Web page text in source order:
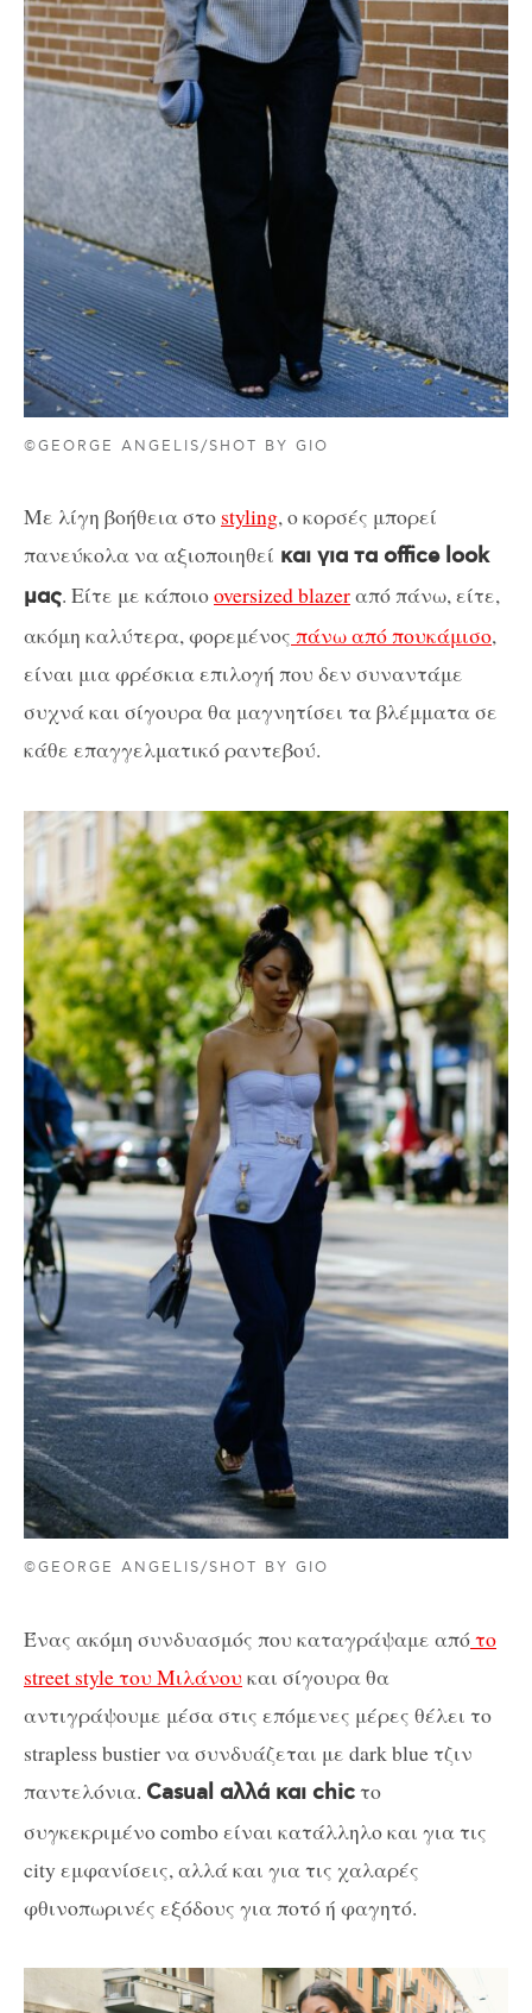
©GEORGE ANGELIS/SHOT BY GIO
Με λίγη βοήθεια στο styling, ο κορσές μπορεί
πανεύκολα να αξιοποιηθεί και για τα office look
μας. Είτε με κάποιοoversized blazerαπό πάνω, είτε,
ακόμη καλύτερα, φορεμένος πάνω από πουκάμισο,
είναι μια φρέσκια επιλογή που δεν συναντάμε
συχνά και σίγουρα θα μαγνητίσει τα βλέμματα σε
κάθε επαγγελματικό ραντεβού.
©GEORGE ANGELIS/SHOT BY GIO
Ένας ακόμη συνδυασμός που καταγράψαμε απότο
street style του Μιλάνου και σίγουρα θα
αντιγράψουμε μέσα στις επόμενες μέρες θέλει το
strapless bustier να συνδυάζεται με dark blue τζιν
παντελόνια. Casual αλλά και chicτο
συγκεκριμένο combo είναι κατάλληλο και για τις
city εμφανίσεις, αλλά και για τις χαλαρές
φθινοπωρινές εξόδους για ποτό ή φαγητό.